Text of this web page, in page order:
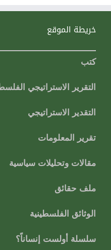
خريطة الموقع
كتب
التقرير الاستراتيجي
التقدير الاستراتيجي
تقرير المعلومات
مقالات وتحليلات سياسية
ملف حقائق
الوثائق الفلسطينية
سلسلة أولست إنساناً؟